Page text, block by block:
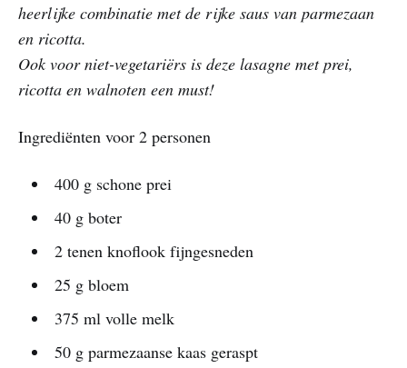
heerlijke combinatie met de rijke saus van parmezaan
en ricotta.
Ook voor niet-vegetariërs is deze lasagne met prei,
ricotta en walnoten een must!
Ingrediënten voor 2 personen
400 g schone prei
40 g boter
2 tenen knoflook fijngesneden
25 g bloem
375 ml volle melk
50 g parmezaanse kaas geraspt